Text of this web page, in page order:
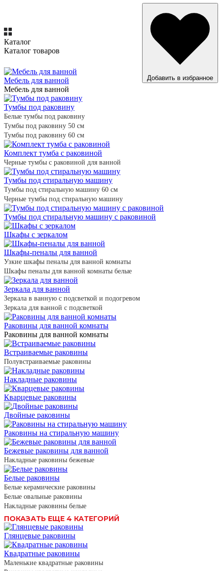
Каталог
Каталог товаров
ВСЕ ТОВАРЫ
Мебель для ванной
Мебель для ванной
Тумбы под раковину
Белые тумбы под раковину
Тумбы под раковину 50 см
Тумбы под раковину 60 см
Комплект тумба с раковиной
Черные тумбы с раковиной для ванной
Тумбы под стиральную машину
Тумбы под стиральную машину 60 см
Черные тумбы под стиральную машину
Тумбы под стиральную машину с раковиной
Шкафы с зеркалом
Шкафы-пеналы для ванной
Узкие шкафы пеналы для ванной комнаты
Шкафы пеналы для ванной комнаты белые
Зеркала для ванной
Зеркала в ванную с подсветкой и подогревом
Зеркала для ванной с подсветкой
Раковины для ванной комнаты
Раковины для ванной комнаты
Встраиваемые раковины
Полувстраиваемые раковины
Накладные раковины
Кварцевые раковины
Двойные раковины
Раковины на стиральную машину
Бежевые раковины для ванной
Накладные раковины бежевые
Белые раковины
Белые керамические раковины
Белые овальные раковины
Накладные раковины белые
ПОКАЗАТЬ ЕЩЕ 4 КАТЕГОРИЙ
Глянцевые раковины
Квадратные раковины
Маленькие квадратные раковины
Добавить в избранное